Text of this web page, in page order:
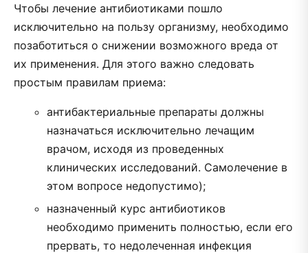
Чтобы лечение антибиотиками пошло
исключительно на пользу организму, необходимо
позаботиться о снижении возможного вреда от
их применения. Для этого важно следовать
простым правилам приема:
антибактериальные препараты должны
назначаться исключительно лечащим
врачом, исходя из проведенных
клинических исследований. Самолечение в
этом вопросе недопустимо);
назначенный курс антибиотиков
необходимо применить полностью, если его
прервать, то недолеченная инфекция